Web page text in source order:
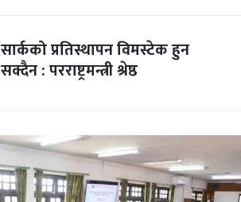
सार्कको प्रतिस्थापन विमस्टेक हुन
सक्दैन : परराष्ट्रमन्त्री श्रेष्ठ